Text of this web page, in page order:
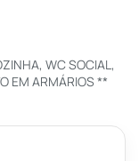
WC SOCIAL,
EM ARMÁRIOS **